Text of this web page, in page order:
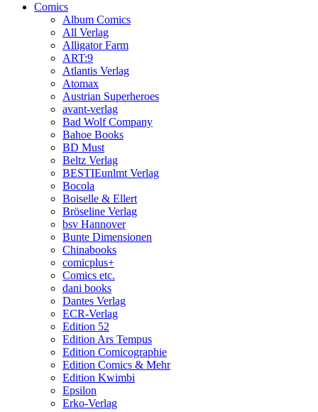
Comics
Album Comics
All Verlag
Alligator Farm
ART:9
Atlantis Verlag
Atomax
Austrian Superheroes
avant-verlag
Bad Wolf Company
Bahoe Books
BD Must
Beltz Verlag
BESTIEunlmt Verlag
Bocola
Boiselle & Ellert
Bröseline Verlag
bsv Hannover
Bunte Dimensionen
Chinabooks
comicplus+
Comics etc.
dani books
Dantes Verlag
ECR-Verlag
Edition 52
Edition Ars Tempus
Edition Comicographie
Edition Comics & Mehr
Edition Kwimbi
Epsilon
Erko-Verlag